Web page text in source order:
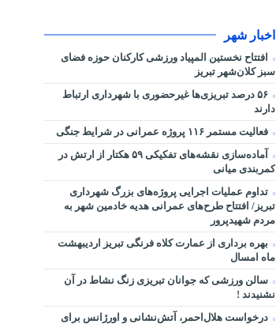
اخبار شهر
افتتاح نخستین المپیاد ورزشی کارکنان حوزه فضای
سبز کلان‌شهر تبریز
۵۶ درصد تبریزی‌ها غیرحضوری با شهرداری ارتباط
دارند
فعالیت مستمر ۱۱۶ پروژه عمرانی در شرایط جنگی
آماده‌سازی نقشه‌های تفکیکی ۵۹ هکتار از ارتش در
کمربندی میانی
تداوم عملیات اجرایی پروژه‌های بزرگ شهرداری
تبریز/ افتتاح طرح‌های عمرانی هدیه خادمین شهر به
مردم شهیدپرور
بهره برداری از عمارت کلاه فرنگی تبریز اردیبهشت
ماه امسال
سالن ورزشی که جوانان تبریزی زنگ نشاط در آن
نشنیدند !
درخواست هلال‌احمر، آتش‌نشانی و اورژانس برای